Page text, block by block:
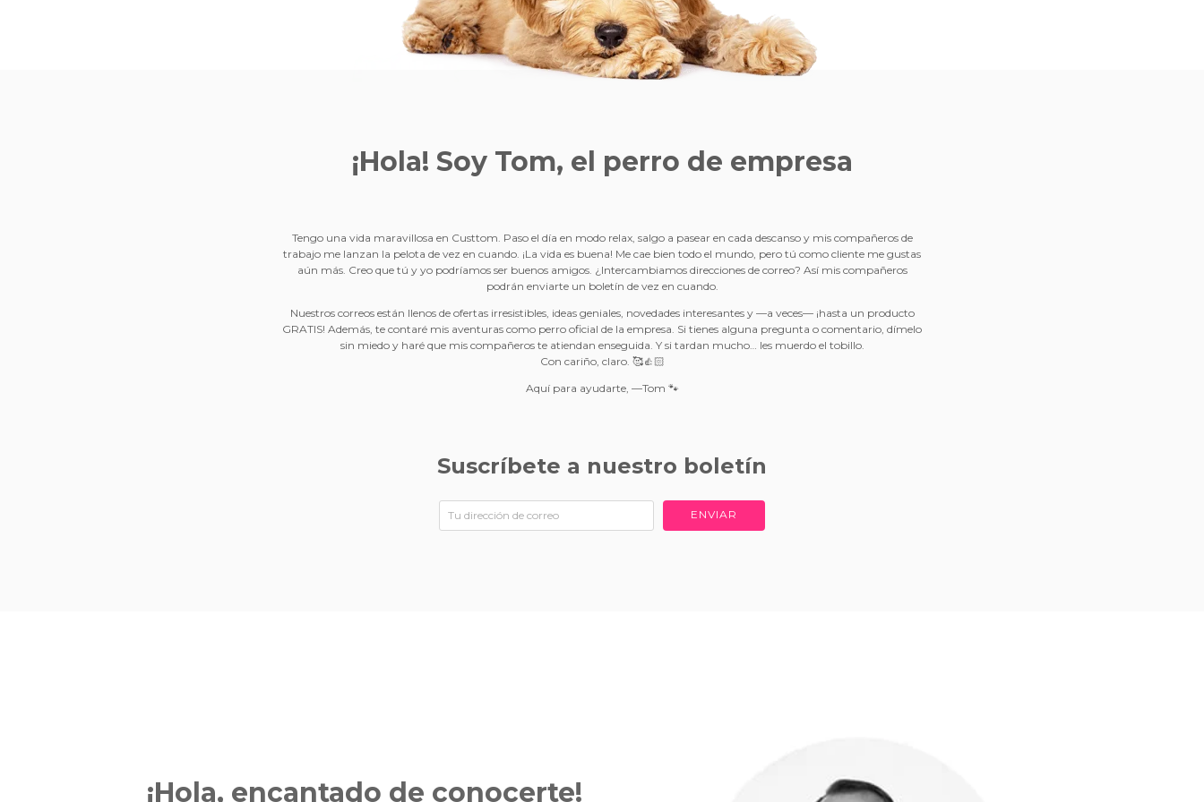
¡Hola! Soy Tom, el perro de empresa
Tengo una vida maravillosa en Custtom. Paso el día en modo relax, salgo a pasear en cada descanso y mis compañeros de
trabajo me lanzan la pelota de vez en cuando. ¡La vida es buena! Me cae bien todo el mundo, pero tú como cliente me gustas
aún más. Creo que tú y yo podríamos ser buenos amigos. ¿Intercambiamos direcciones de correo? Así mis compañeros
podrán enviarte un boletín de vez en cuando.
Nuestros correos están llenos de ofertas irresistibles, ideas geniales, novedades interesantes y —a veces— ¡hasta un producto
GRATIS! Además, te contaré mis aventuras como perro oficial de la empresa. Si tienes alguna pregunta o comentario, dímelo
sin miedo y haré que mis compañeros te atiendan enseguida. Y si tardan mucho… les muerdo el tobillo.
Con cariño, claro. 🥰👍🏻
Aquí para ayudarte, —Tom 🐾
Suscríbete a nuestro boletín
ENVIAR
conocerte!
conocerte!
conocerte!
¡Hola, encantado de conocerte!
conocerte!
conocerte!
conocerte!
conocerte!
conocerte!
conocerte!
conocerte!
conocerte!
conocerte!